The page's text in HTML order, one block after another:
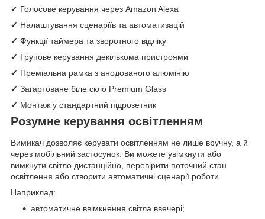
✔ Голосове керування через Amazon Alexa
✔ Налаштування сценаріїв та автоматизацій
✔ Функції таймера та зворотного відліку
✔ Групове керування декількома пристроями
✔ Преміальна рамка з анодованого алюмінію
✔ Загартоване біле скло Premium Glass
✔ Монтаж у стандартний підрозетник
Розумне керування освітленням
Вимикач дозволяє керувати освітленням не лише вручну, а й
через мобільний застосунок. Ви можете увімкнути або
вимкнути світло дистанційно, перевірити поточний стан
освітлення або створити автоматичні сценарії роботи.
Наприклад:
автоматичне ввімкнення світла ввечері;